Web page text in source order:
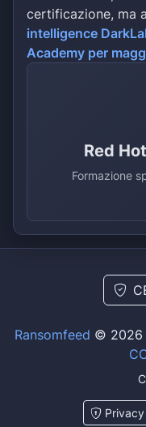
certificazione, ma
intelligence
Academy per
Red
Formazione
Ransomfeed © 2026